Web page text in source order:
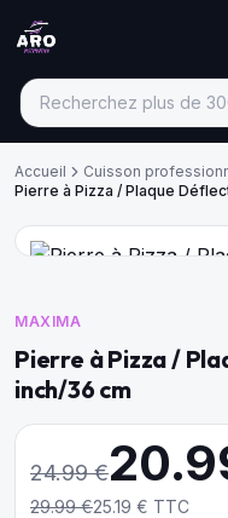
Accueil Cuisson
Pierre à Pizza / Plaque
MAXIMA
Pierre à Pizza /
inch/36 cm
24.99€
29.99€25.19 € TTC